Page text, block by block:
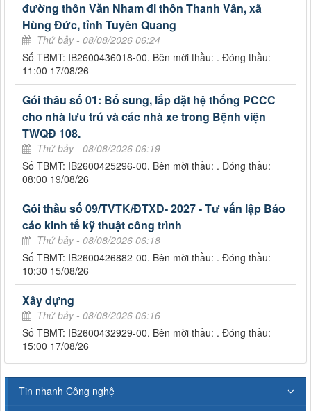
đường thôn Văn Nham đi thôn Thanh Vân, xã
Hùng Đức, tỉnh Tuyên Quang
Thứ bảy - 08/08/2026 06:24
Số TBMT: IB2600436018-00. Bên mời thầu: . Đóng thầu:
11:00 17/08/26
Gói thầu số 01: Bổ sung, lắp đặt hệ thống PCCC
cho nhà lưu trú và các nhà xe trong Bệnh viện
TWQĐ 108.
Thứ bảy - 08/08/2026 06:19
Số TBMT: IB2600425296-00. Bên mời thầu: . Đóng thầu:
08:00 19/08/26
Gói thầu số 09/TVTK/ĐTXD- 2027 - Tư vấn lập Báo
cáo kinh tế kỹ thuật công trình
Thứ bảy - 08/08/2026 06:18
Số TBMT: IB2600426882-00. Bên mời thầu: . Đóng thầu:
10:30 15/08/26
Xây dựng
Thứ bảy - 08/08/2026 06:16
Số TBMT: IB2600432929-00. Bên mời thầu: . Đóng thầu:
15:00 17/08/26
Tin nhanh Công nghệ